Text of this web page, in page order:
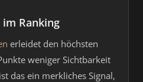
Ranking
erleidet den höchsten
weniger Sichtbarkeit
das ein merkliches Signal,